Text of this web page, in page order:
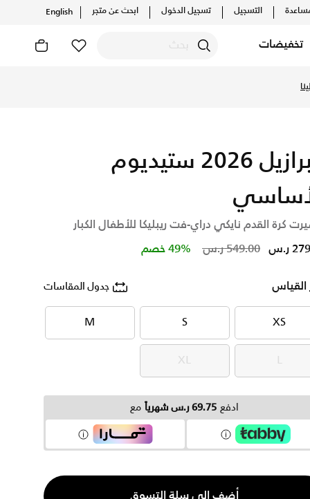
التسجيل تسجيل الدخول ابحث عن متجر English
تخفيضات
البرازيل 2026 ستيديوم
كرة القدم نايكي دراي-فت ريبليكا للأطفال الكبار
Price reduced from
549.00 ر.س to ر.س 49% خصم
القياس جدول المقاسات
XS
XS
S
S
M
M
L
L
XL
XL
ادفع 69.75 ر.س شهرياً مع